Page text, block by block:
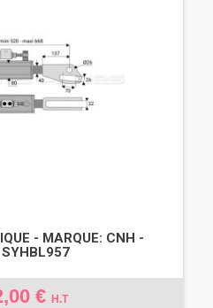
- MARQUE: CNH -
€ H.T